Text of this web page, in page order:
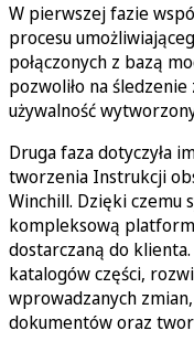
W pierwszej fazie
procesu
połączonych z bazą
pozwoliło na
używalność
Druga faza dotyczyła
tworzenia Instrukcji
Winchill. Dzięki czemu
kompleksową
dostarczaną do
katalogów części,
wprowadzanych
dokumentów oraz